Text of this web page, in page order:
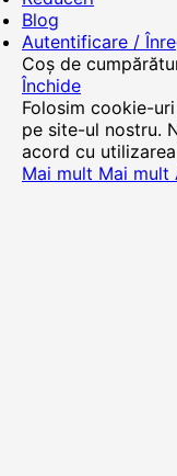
Blog
Autentificare /
Coș de
Închide
Folosim cookie-
pe site-ul nostru.
acord cu
Mai mult Mai mult